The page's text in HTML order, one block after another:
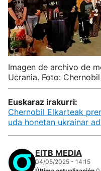
Imagen de archivo de
Ucrania. Foto:
Euskaraz irakurri:
Chernobil Elkarteak
uda honetan ukrainar
EITB MEDIA
04/05/2025 - 14:15